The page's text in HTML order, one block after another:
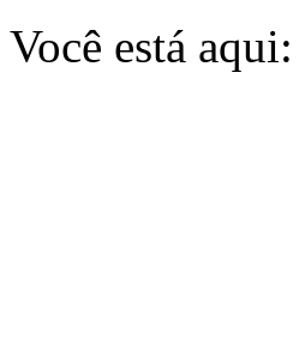
Você está aqui: